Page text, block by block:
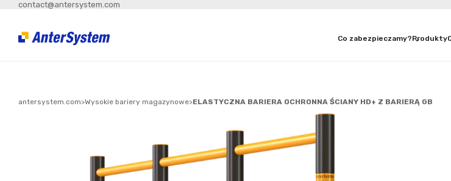
contact@antersystem.com
Co zabezpieczamy?Produkty
antersystem.com>Wysokie bariery magazynowe>ELASTYCZNA BARIERA OCHRONNA ŚCIANY HD+ Z BARIERĄ GB